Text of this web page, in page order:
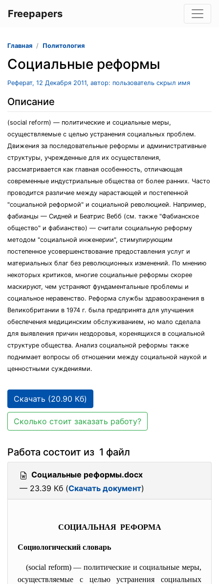
Freepapers
Главная Политология
Социальные реформы
Реферат, 12 Декабря 2011, автор: пользователь скрыл имя
Описание
(social reform) — политические и социальные меры,
осуществляемые с целью устранения социальных проблем.
Движения за последовательные реформы и административные
структуры, учрежденные для их осуществления,
рассматривается как главная особенность, отличающая
современные индустриальные общества от более ранних. Часто
проводится различие между нарастающей и постепенной
"социальной реформой" и социальной революцией. Например,
фабианцы — Сидней и Беатрис Вебб (см. также "Фабианское
общество" и фабианство) — считали социальную реформу
методом "социальной инженерии", стимулирующим
постепенное усовершенствование предоставления услуг и
материальных благ без революционных изменений. По мнению
некоторых критиков, многие социальные реформы скорее
маскируют, чем устраняют фундаментальные проблемы и
социальное неравенство. Реформа службы здравоохранения в
Великобритании в 1974 г. была предпринята для улучшения
обеспечения медицинским обслуживанием, но мало сделала
для выявления причин нездоровья, коренящихся в социальной
структуре общества. Анализ социальной реформы также
поднимает вопросы об отношении между социальной наукой и
ценностными суждениями.
Скачать (20.90 Кб)
Сколько стоит заказать работу?
Работа состоит из 1 файл
Социальные реформы.docx
— 23.39 Кб (Скачать документ)
СОЦИАЛЬНАЯ РЕФОРМА
Социологический словарь
(social reform) — политические и социальные меры,
осуществляемые с целью устранения социальных